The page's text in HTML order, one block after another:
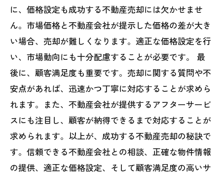
に、価格設定も成功する不動産売却には欠かせませ
ん。市場価格と不動産会社が提示した価格の差が大き
い場合、売却が難しくなります。適正な価格設定を行
い、市場動向にも十分配慮することが必要です。 最
後に、顧客満足度も重要です。売却に関する質問や不
安点があれば、迅速かつ丁寧に対応することが求めら
れます。また、不動産会社が提供するアフターサービ
スにも注目し、顧客が納得できるまで対応することが
求められます。以上が、成功する不動産売却の秘訣で
す。信頼できる不動産会社との相談、正確な物件情報
の提供、適正な価格設定、そして顧客満足度の高いサ